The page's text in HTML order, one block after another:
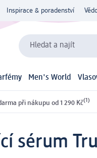
Inspirace & poradenství
Hledat a najít
Men's World
při nákupu od 1 290 Kč(1)
sérum